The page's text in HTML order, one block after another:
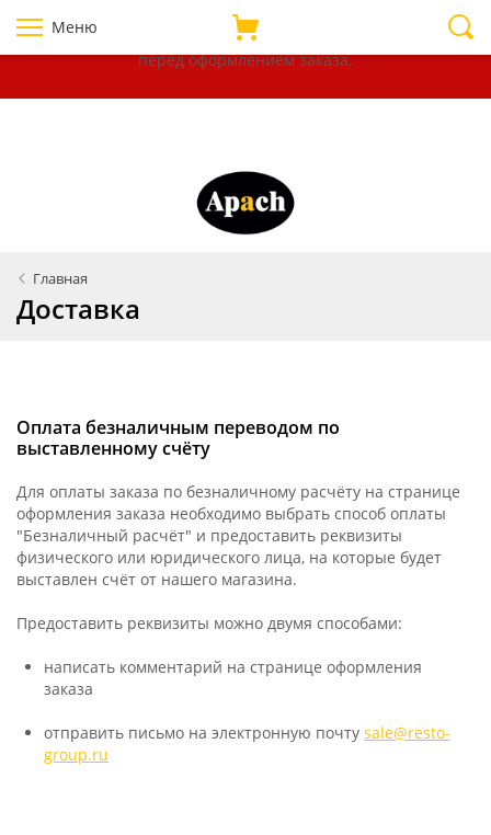
Уважаемые покупатели!
В связи с нестабильностью курсов
валют, убедительно просим уточнять цены на товары
перед оформлениемзаказа.
Меню
Главная
Доставка
Оплата безналичным переводом по
выставленному счёту
Для оплаты заказа по безналичному расчёту на странице
оформления заказа необходимо выбрать способ оплаты
"Безналичный расчёт" и предоставить реквизиты
физического или юридического лица, на которые будет
выставлен счёт от нашего магазина.
Предоставить реквизиты можно двумя способами:
написать комментарий на странице оформления
заказа
отправить письмо на электронную почту sale@resto-
group.ru